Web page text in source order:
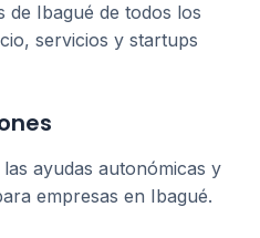
de Ibagué de todos los
servicios y startups
ayudas autonómicas y
empresas en Ibagué.